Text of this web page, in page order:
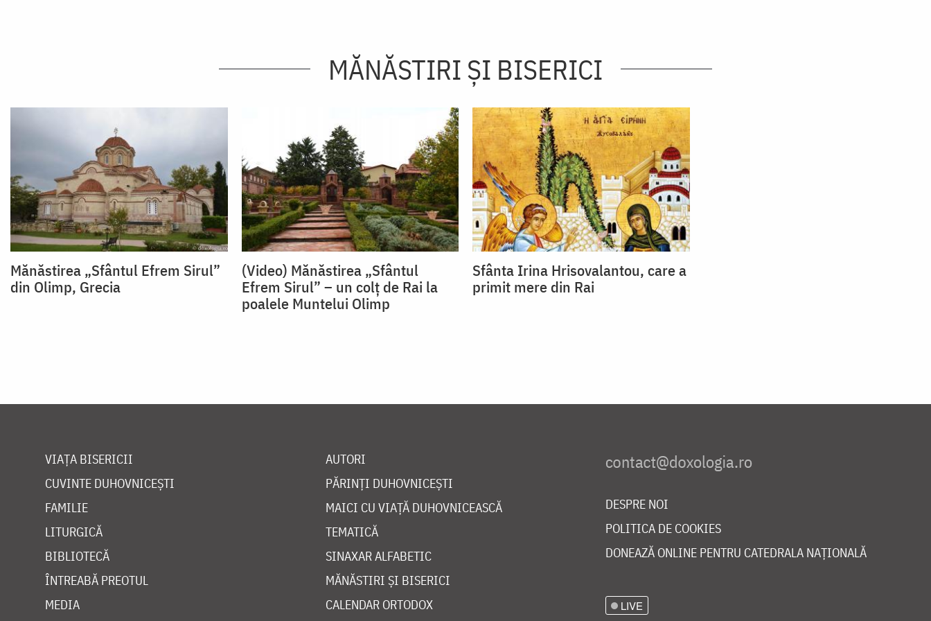
MĂNĂSTIRI ȘI BISERICI
Mănăstirea „Sfântul Efrem Sirul”
din Olimp, Grecia
(Video) Mănăstirea „Sfântul
Efrem Sirul” – un colţ de Rai la
poalele Muntelui Olimp
Sfânta Irina Hrisovalantou, care a
primit mere din Rai
VIAȚA BISERICII
CUVINTE DUHOVNICEȘTI
FAMILIE
LITURGICĂ
BIBLIOTECĂ
ÎNTREABĂ PREOTUL
MEDIA
AUTORI
PĂRINȚI DUHOVNICEȘTI
MAICI CU VIAȚĂ DUHOVNICEASCĂ
TEMATICĂ
SINAXAR ALFABETIC
MĂNĂSTIRI ȘI BISERICI
CALENDAR ORTODOX
DESPRE NOI
POLITICA DE COOKIES
DONEAZĂ ONLINE PENTRU CATEDRALA NAȚIONALĂ
LIVE